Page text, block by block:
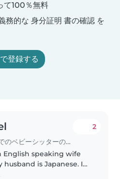
て100％無料
務的な 身分証明 書の確認 を
登録する
入間市 でのベビーシッターの求人
2
English speaking wife
husband is Japanese. I